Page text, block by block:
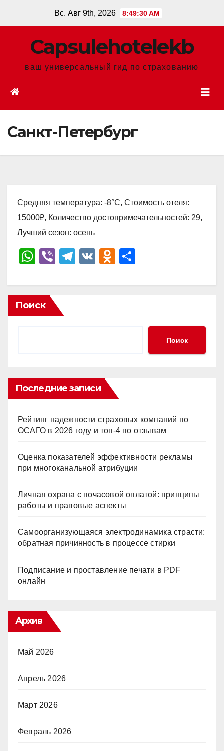
Вс. Авг 9th, 2026 8:49:31 AM
Сapsulehotelekb
ваш универсальный гид по страхованию
Санкт-Петербург
Средняя температура: -8°C, Стоимость отеля:
15000₽, Количество достопримечательностей: 29,
Лучший сезон: осень
W
at
s
A
Vi
er
T
e
V
O
n
р
ть
Поиск
Поиск
Последние записи
Рейтинг надежности страховых компаний по
ОСАГО в 2026 году и топ-4 по отзывам
Оценка показателей эффективности рекламы
при многоканальной атрибуции
Личная охрана с почасовой оплатой: принципы
работы и правовые аспекты
Самоорганизующаяся электродинамика страсти:
обратная причинность в процессе стирки
Подписание и проставление печати в PDF
онлайн
Архив
Май 2026
Апрель 2026
Март 2026
Февраль 2026